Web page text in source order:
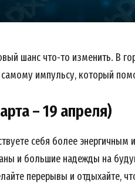
шанс что-то изменить. В
самому импульсу, который
– 19 апреля)
себя более
и большие надежды на
перерывы и отдыхайте,